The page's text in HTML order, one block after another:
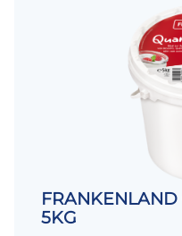
FRANKENLAND
5KG